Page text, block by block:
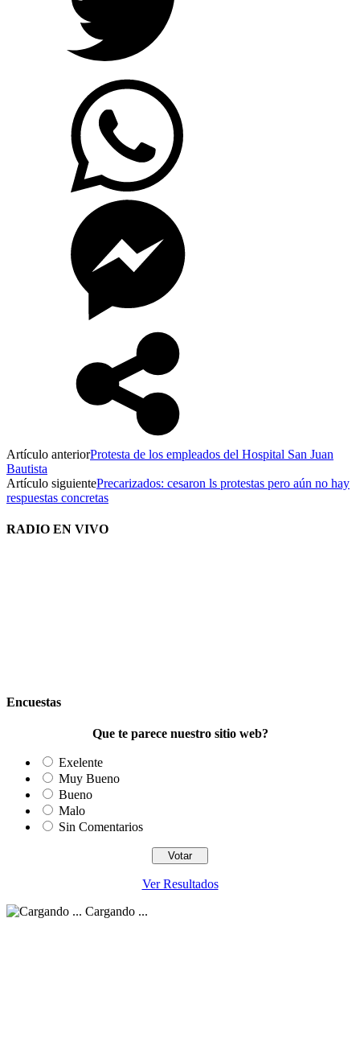
Artículo anteriorProtesta de los empleados del Hospital San Juan
Bautista
Artículo siguientePrecarizados: cesaron ls protestas pero aún no hay
respuestas concretas
RADIO EN VIVO
Encuestas
Que te parece nuestro sitio web?
Exelente
Muy Bueno
Bueno
Malo
Sin Comentarios
Ver Resultados
Cargando ...